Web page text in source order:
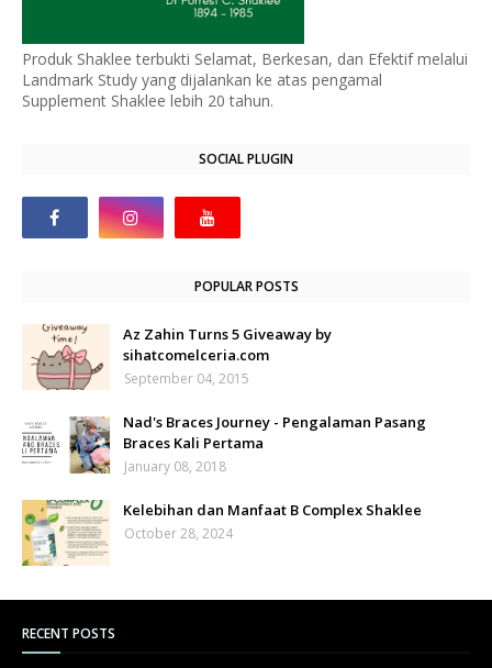
Produk Shaklee terbukti Selamat, Berkesan, dan Efektif melalui
Landmark Study yang dijalankan ke atas pengamal
Supplement Shaklee lebih 20 tahun.
SOCIAL PLUGIN
POPULAR POSTS
Az Zahin Turns 5 Giveaway by
sihatcomelceria.com
September 04, 2015
Nad's Braces Journey - Pengalaman Pasang
Braces Kali Pertama
January 08, 2018
Kelebihan dan Manfaat B Complex Shaklee
October 28, 2024
RECENT POSTS